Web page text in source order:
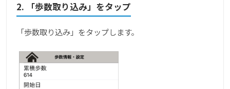
2. 「歩数取り込み」をタップ
「歩数取り込み」をタップします。